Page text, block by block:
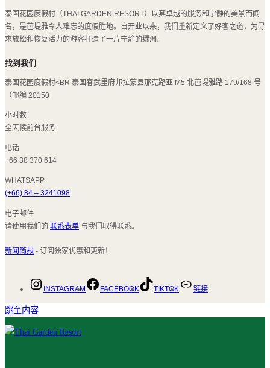
泰国花园度假村（THAI GARDEN RESORT）以其卓越的服务和宁静的美景而闻
名，是芭堤雅令人难忘的度假胜地。自开业以来，我们重新定义了好客之道，为寻
求放松和恢复活力的游客打造了一片宁静的绿洲。
找到我们
泰国花园度假村<BR 泰国春武里府邦拉蒙县那克路亚 M5 北芭堤雅路 179/168 号
（邮编 20150
小时数
全天候前台服务
电话
+66 38 370 614
WHATSAPP
(+66) 84 – 3241098
电子邮件
请使用我们的 联系表单 与我们取得联系。
新闻简报 - 订阅独家优惠和更新！
INSTAGRAM FACEBOOK TIKTOK 链接
跳至内容